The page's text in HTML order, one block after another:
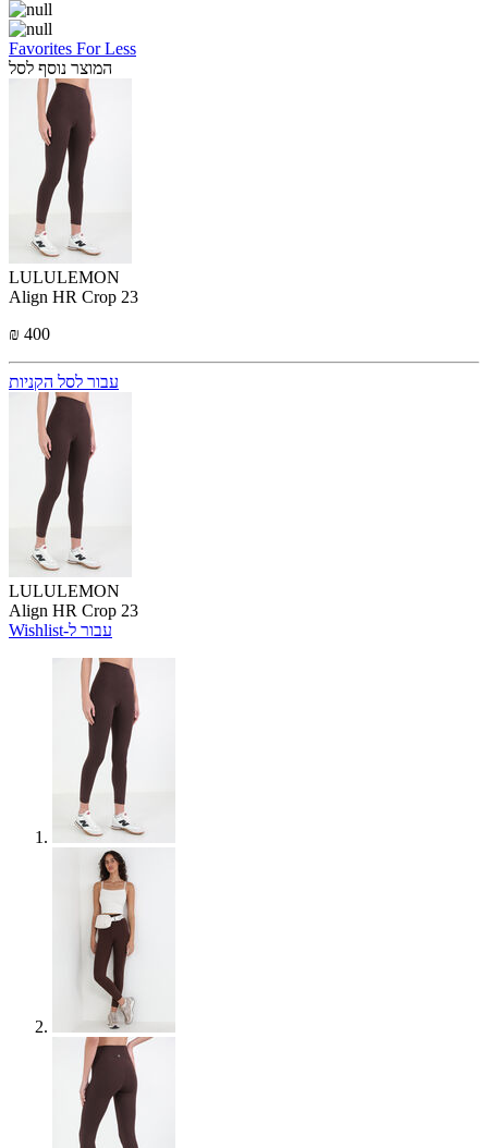
Favorites For Less
המוצר נוסף לסל
LULULEMON
Align HR Crop 23
₪ 400
עבור לסל הקניות
LULULEMON
Align HR Crop 23
Wishlist-עבור ל